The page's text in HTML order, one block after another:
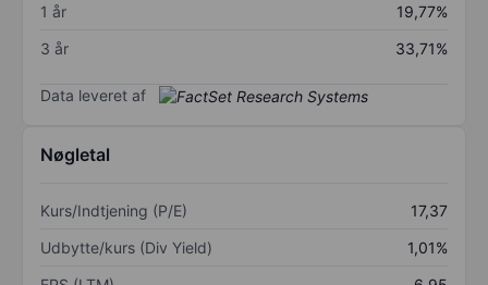
1 år
19,77%
3 år
33,71%
Data leveret af
Nøgletal
Kurs/Indtjening (P/E)
17,37
Udbytte/kurs (Div Yield)
1,01%